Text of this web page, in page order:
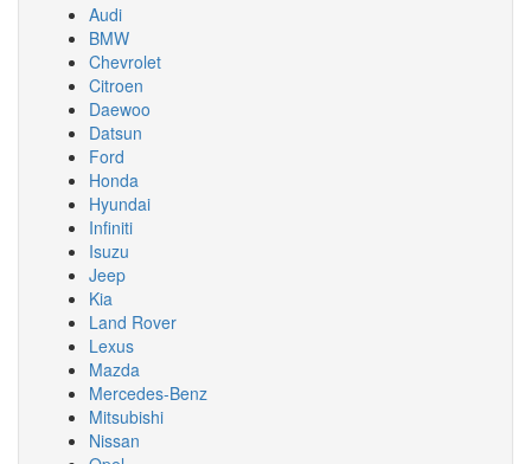
Audi
BMW
Chevrolet
Citroen
Daewoo
Datsun
Ford
Honda
Hyundai
Infiniti
Isuzu
Jeep
Kia
Land Rover
Lexus
Mazda
Mercedes-Benz
Mitsubishi
Nissan